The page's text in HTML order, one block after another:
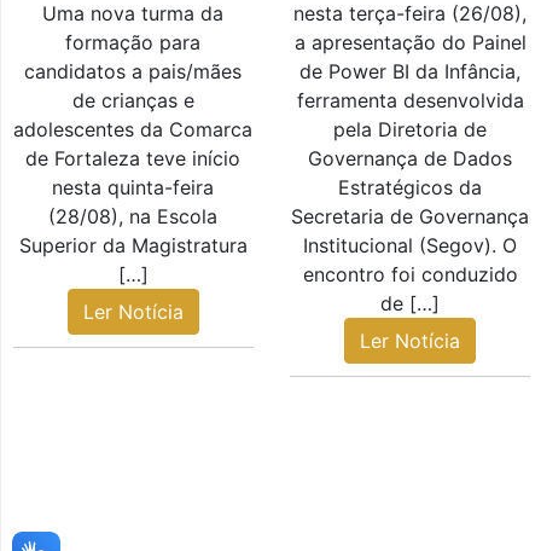
Uma nova turma da
formação para
candidatos a pais/mães
de crianças e
adolescentes da Comarca
de Fortaleza teve início
nesta quinta-feira
(28/08), na Escola
Superior da Magistratura
[…]
Ler Notícia
nesta terça-feira (26/08),
a apresentação do Painel
de Power BI da Infância,
ferramenta desenvolvida
pela Diretoria de
Governança de Dados
Estratégicos da
Secretaria de Governança
Institucional (Segov). O
encontro foi conduzido
de […]
Ler Notícia